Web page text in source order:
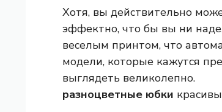
Хотя, вы действительно
эффектно, что бы вы ни
веселым принтом, что
модели, которые кажутся
выглядеть великолепно.
разноцветные юбки